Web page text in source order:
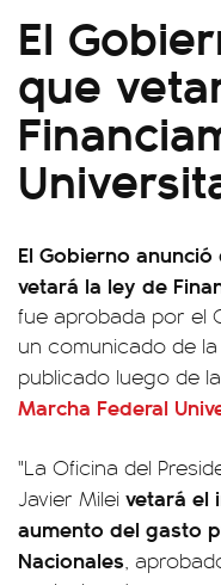
El
que
El Gobierno
vetará la ley de
fue aprobada por el
un comunicado de
publicado luego de
Marcha Federal
"La Oficina del
Javier Milei vetará el
aumento del gasto
Nacionales,